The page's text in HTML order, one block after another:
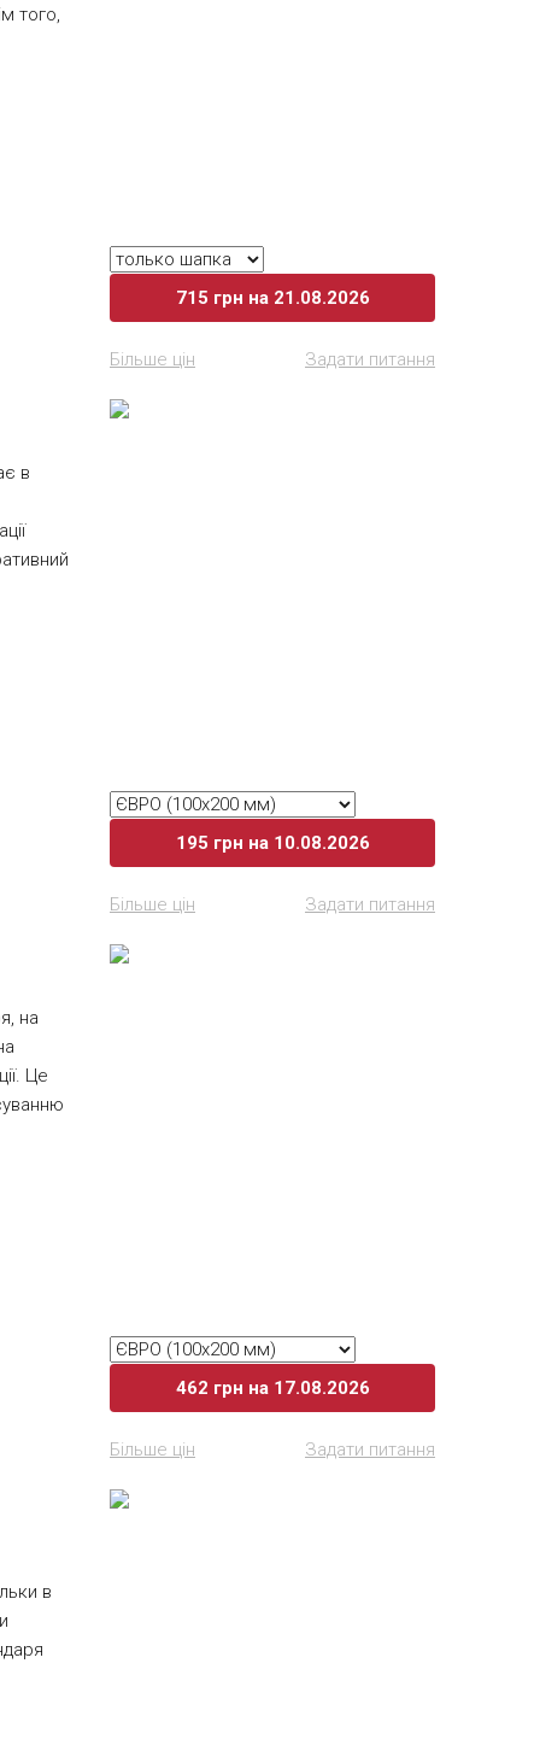
того,
715 грн на 21.08.2026
Більше цін Задати питання
в
і
195 грн на 10.08.2026
Більше цін Задати питання
на
Це
462 грн на 17.08.2026
Більше цін Задати питання
в